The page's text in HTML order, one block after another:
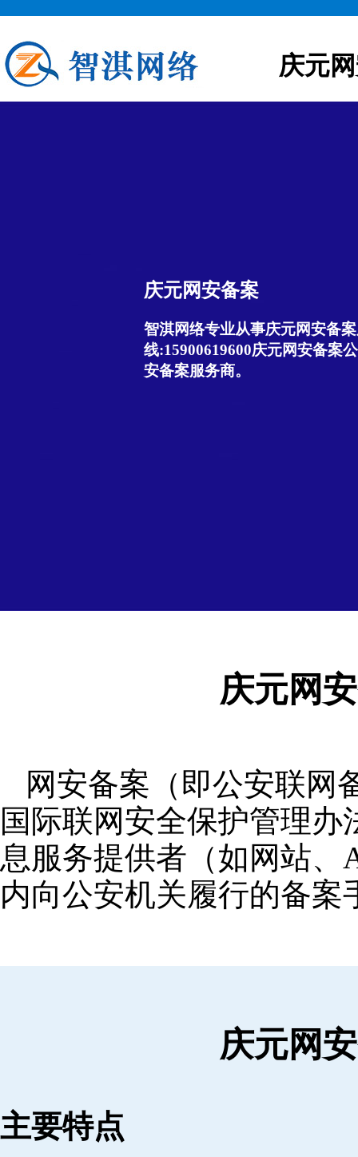
庆元
庆元网安备案
智淇网络专业从事庆元网安备
线:15900619600庆元网安备案
安备案服务商。
庆元网
网安备案（即公安联网
国际联网安全保护管理
息服务提供者（如网站、
内向公安机关履行的备案
庆元网
主要特点